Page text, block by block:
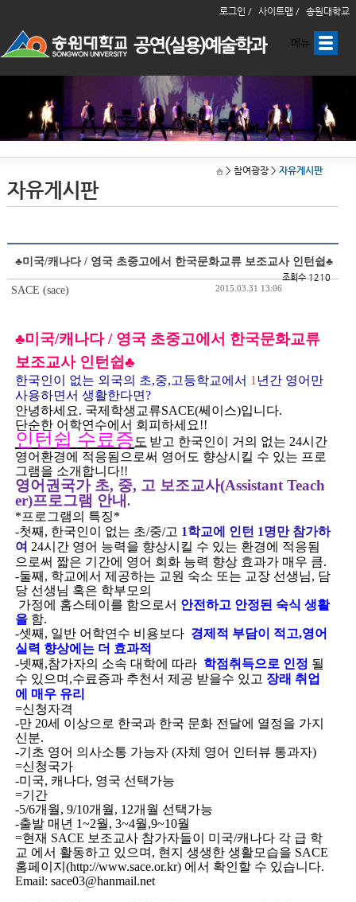
로그인 / 사이트맵 / 송원대학교
메뉴
> 참여광장> 자유게시판
자유게시판
♣미국/캐나다 / 영국 초중고에서 한국문화교류 보조교사 인턴쉽♣
조회수 1210
SACE (sace) 2015.03.31 13:06
♣미국/캐나다 / 영국 초중고에서 한국문화교류
보조교사 인턴쉽♣
한국인이 없는 외국의 초,중,고등학교에서 1년간 영어만
사용하면서 생활한다면?
안녕하세요. 국제학생교류SACE(쎄이스)입니다.
단순한 어학연수에서 회피하세요!!
인턴쉽 수료증도 받고 한국인이 거의 없는 24시간
영어환경에 적응됨으로써 영어도 향상시킬 수 있는 프로
그램을 소개합니다!!
영어권국가 초, 중, 고 보조교사(Assistant Teach
er)프로그램 안내 .
*프로그램의 특징*
-첫째 , 한국인이 없는 초/중/고 1학교에 인턴 1명만 참가하
여 24시간 영어 능력을 향상시킬 수 있는 환경에 적응됨
으로써 짧은 기간에 영어 회화 능력 향상 효과가 매우 큼.
-둘째 , 학교에서 제공하는 교원 숙소 또는 교장 선생님, 담
당 선생님 혹은 학부모의
가정에 홈스테이를 함으로서 안전하고 안정된 숙식 생활
을함.
-셋째 , 일반 어학연수 비용보다 경제적 부담이 적고,영어
실력 향상에는 더 효과적
-넷째 ,참가자의 소속 대학에 따라 학점취득으로 인정 될
수 있으며 ,수료증과 추천서 제공 받을수 있고 장래 취업
에 매우 유리
=신청자격
-만20세 이상으로 한국과 한국 문화 전달에 열정을 가지
신분.
-기초 영어 의사소통 가능자(자체 영어 인터뷰 통과자)
=신청국가
-미국, 캐나다, 영국 선택가능
=기간
-5/6개월, 9/10개월, 12개월 선택가능
-출발 매년 1~2월, 3~4월,9~10월
=현재 SACE 보조교사 참가자들이 미국/캐나다 각 급 학
교 에서 활동하고 있으며 , 현지 생생한 생활모습을 SACE
홈페이지 (http://www.sace.or.kr) 에서 확인할 수 있습니다.
Email: sace03@hanmail.net